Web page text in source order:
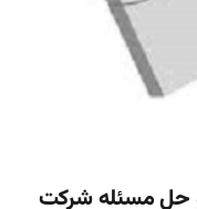
حل مسئله شرکت